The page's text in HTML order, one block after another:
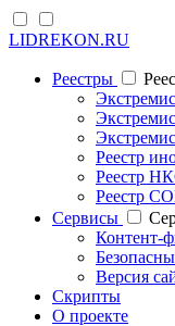
LIDREKON.RU
Реестры
Реестр
Реестр
Реестр
Cервисы
Контент-
Версия
Скрипты
О проекте